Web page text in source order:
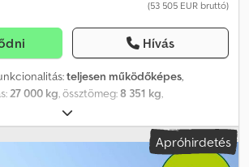
(53 505 EUR bruttó)
Hívás
teljesen működőképes,
27 000 kg, össztömeg:8 351 kg,
, első forgalomba helyezés:
mm, teljes szélesség:2 600 mm, felfüggesztés:
év:2023, Felszereltség: hűtőegység,
, műszaki specifikáció
Apróhirdetés